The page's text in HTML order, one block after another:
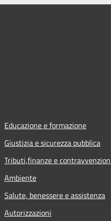
Educazione e formazione
Giustizia e sicurezza pubblica
Tributi,finanze e
Ambiente
Salute, benessere e assistenza
Autorizzazioni